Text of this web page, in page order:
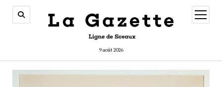
9 août 2026
ouvrir
menu